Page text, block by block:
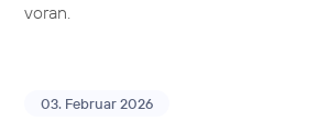
voran.
03. Februar 2026